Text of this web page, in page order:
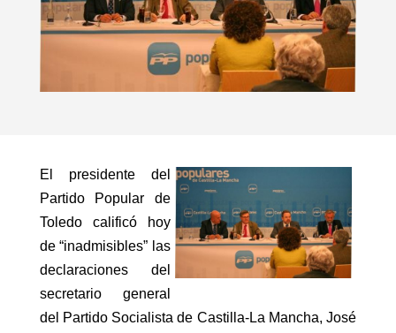
El presidente del
Partido Popular de
Toledo calificó hoy
de “inadmisibles” las
declaraciones del
secretario general
del Partido Socialista de Castilla-La Mancha, José